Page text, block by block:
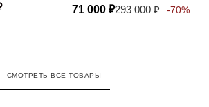
71 000 ₽293 000₽ -70%
СМОТРЕТЬ ВСЕ ТОВАРЫ